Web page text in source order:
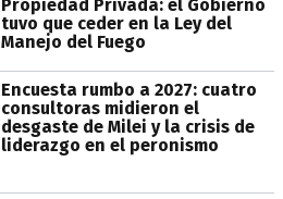
Propiedad Privada: el Gobierno
tuvo que ceder en la Ley del
Manejo del Fuego
Encuesta rumbo a 2027: cuatro
consultoras midieron el
desgaste de Milei y la crisis de
liderazgo en el peronismo